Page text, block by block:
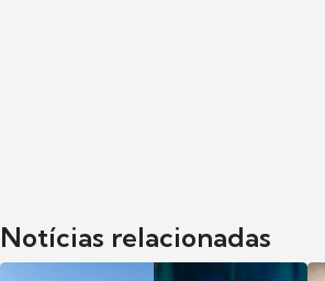
Notícias relacionadas